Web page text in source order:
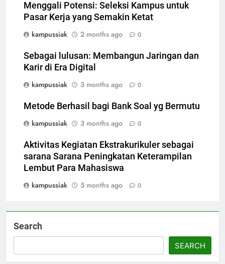
Menggali Potensi: Seleksi Kampus untuk
Pasar Kerja yang Semakin Ketat
kampussiak
2 months ago 0
Sebagai lulusan: Membangun Jaringan dan
Karir di Era Digital
kampussiak
3 months ago 0
Metode Berhasil bagi Bank Soal yg Bermutu
kampussiak
3 months ago 0
Aktivitas Kegiatan Ekstrakurikuler sebagai
sarana Sarana Peningkatan Keterampilan
Lembut Para Mahasiswa
kampussiak
5 months ago 0
Search
SEARCH